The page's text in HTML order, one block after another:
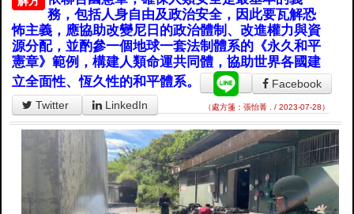
務，包括人身自由及政治安全，因此要瓦解恐
怖主義，應協助改變尼日的政治體制、改進權力與資
源分配，並酌參一個地球一套法制體系的《永久和平
憲章》範例，構建人類命運共同體，協助世界各國建
立全面性、恆久性的和平體系。
Facebook
Twitter
LinkedIn （處方箋：張怡菁 . / 2023-07-28）